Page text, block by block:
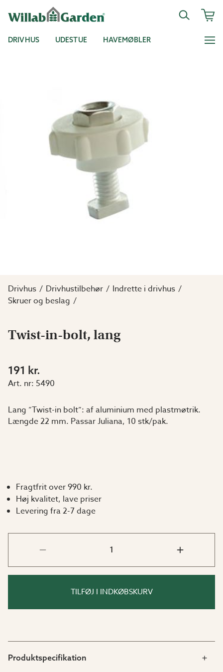
DRIVHUS UDESTUE HAVEMØBLER
Drivhus Drivhustilbehør
Indrette i drivhus
Skruer og beslag
Twist-in-bolt, lang
191 kr.
Art. nr: 5490
Lang ”Twist-in bolt”: af aluminium med plastmøtrik.
Længde 22 mm. Passar Juliana, 10 stk/pak.
Fragtfrit over 990 kr.
Høj kvalitet, lave priser
Levering fra 2-7 dage
TILFØJ I INDKØBSKURV
Produktspecifikation